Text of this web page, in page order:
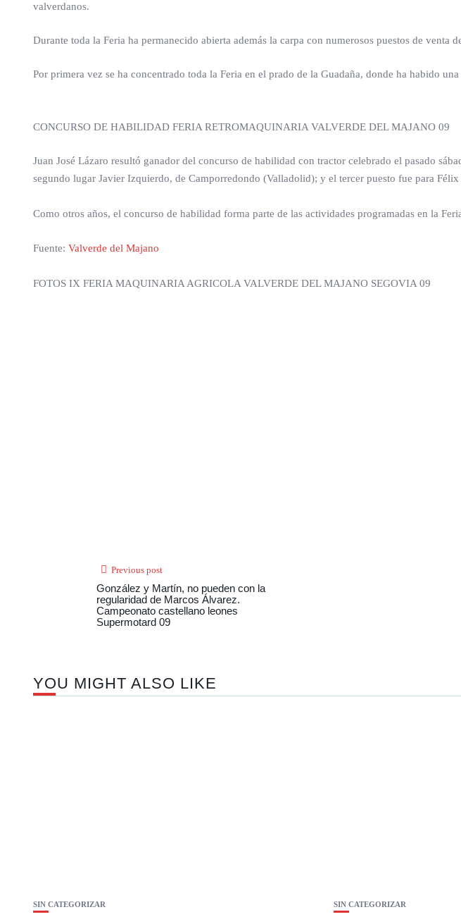
valverdanos.
Durante toda la Feria ha permanecido abierta además la carpa con numerosos puestos de venta
Por primera vez se ha concentrado toda la Feria en el prado de la Guadaña, donde ha habido
CONCURSO DE HABILIDAD FERIA RETROMAQUINARIA VALVERDE DEL MAJANO 09
Juan José Lázaro resultó ganador del concurso de habilidad con tractor celebrado el pasado
segundo lugar Javier Izquierdo, de Camporredondo (Valladolid); y el tercer puesto fue para
Como otros años, el concurso de habilidad forma parte de las actividades programadas en la
Fuente: Valverde del Majano
FOTOS IX FERIA MAQUINARIA AGRICOLA VALVERDE DEL MAJANO SEGOVIA 09
Previous post
González y Martín, no pueden con la
regularidad de Marcos Álvarez.
Campeonato castellano leones
Supermotard 09
YOU MIGHT ALSO LIKE
SIN CATEGORIZAR SIN CATEGORIZAR